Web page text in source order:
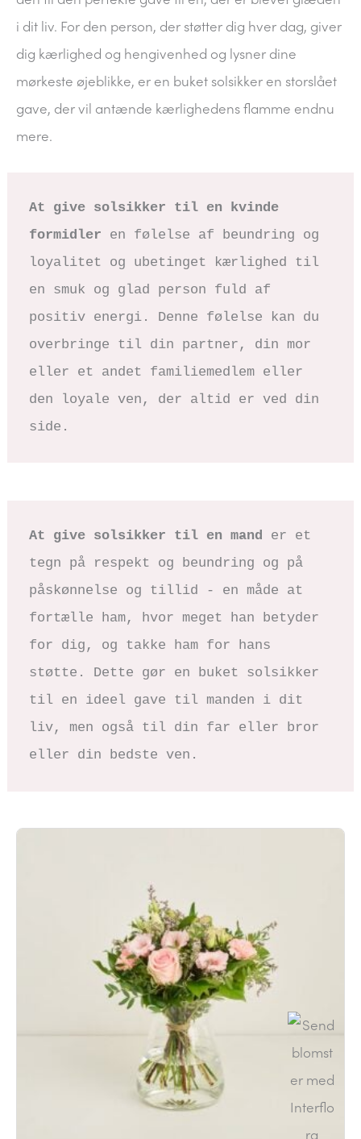
i dit liv. For den person, der støtter dig hver dag, giver
dig kærlighed og hengivenhed og lysner dine
mørkeste øjeblikke, er en buket solsikker en storslået
gave, der vil antænde kærlighedens flamme endnu
mere.
At give solsikker til en kvinde
formidler en følelse af beundring og
loyalitet og ubetinget kærlighed til
en smuk og glad person fuld af
positiv energi. Denne følelse kan du
overbringe til din partner, din mor
eller et andet familiemedlem eller
den loyale ven, der altid er ved din
side.
At give solsikker til en mand er et
tegn på respekt og beundring og på
påskønnelse og tillid - en måde at
fortælle ham, hvor meget han betyder
for dig, og takke ham for hans
støtte. Dette gør en buket solsikker
til en ideel gave til manden i dit
liv, men også til din far eller bror
eller din bedste ven.